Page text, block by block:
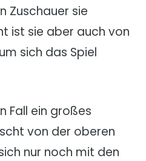
Zuschauer sie
ist sie aber auch von
sich das Spiel
Fall ein großes
von der oberen
nur noch mit den